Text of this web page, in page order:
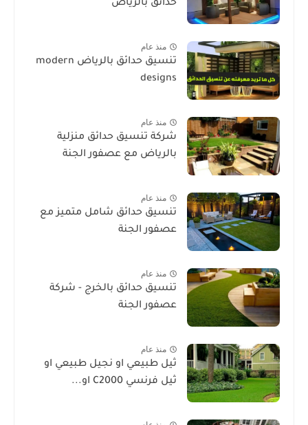
حدائق بالرياض
منذ عام
تنسيق حدائق بالرياض modern
designs
منذ عام
شركة تنسيق حدائق منزلية
بالرياض مع عصفور الجنة
منذ عام
تنسيق حدائق شامل متميز مع
عصفور الجنة
منذ عام
تنسيق حدائق بالخرج - شركة
عصفور الجنة
منذ عام
ثيل طبيعي او نجيل طبيعي او
ثيل فرنسي C2000 او...